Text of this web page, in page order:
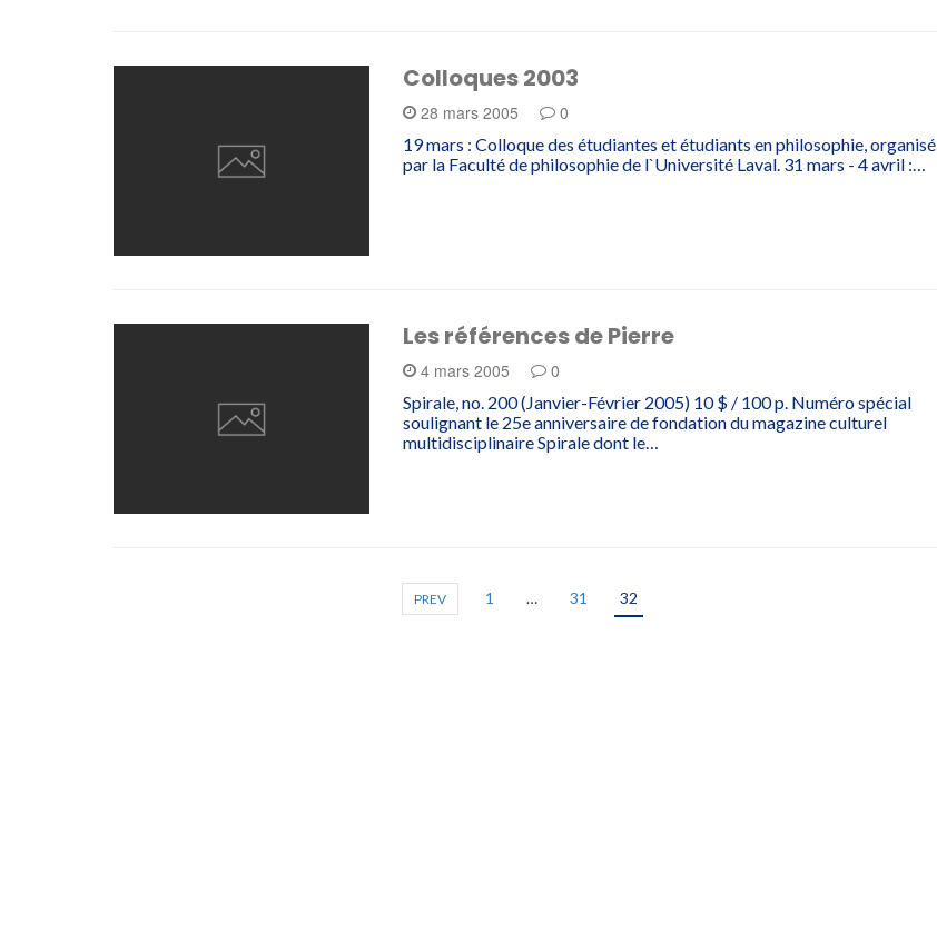
Colloques 2003
28 mars 2005 0
19 mars : Colloque des étudiantes et étudiants en philosophie, organisé
par la Faculté de philosophie de l`Université Laval. 31 mars - 4 avril :…
Les références de Pierre
4 mars 2005 0
Spirale, no. 200 (Janvier-Février 2005) 10 $ / 100 p. Numéro spécial
soulignant le 25e anniversaire de fondation du magazine culturel
multidisciplinaire Spirale dont le…
PREV 1 … 31 32